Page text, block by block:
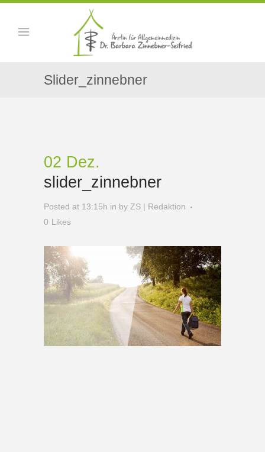
Slider_zinnebner
02 Dez.
slider_zinnebner
Posted at 13:15h in by ZS | Redaktion
0 Likes